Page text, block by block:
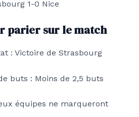
1-0 Nice
parier sur le match
: Victoire de Strasbourg
buts : Moins de 2,5 buts
équipes ne marqueront